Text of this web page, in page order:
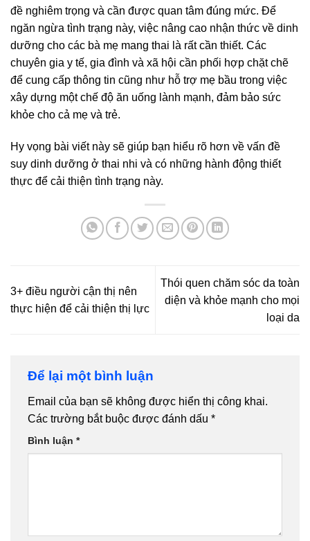
đề nghiêm trọng và cần được quan tâm đúng mức. Để
ngăn ngừa tình trạng này, việc nâng cao nhận thức về dinh
dưỡng cho các bà mẹ mang thai là rất cần thiết. Các
chuyên gia y tế, gia đình và xã hội cần phối hợp chặt chẽ
để cung cấp thông tin cũng như hỗ trợ mẹ bầu trong việc
xây dựng một chế độ ăn uống lành mạnh, đảm bảo sức
khỏe cho cả mẹ và trẻ.
Hy vọng bài viết này sẽ giúp bạn hiểu rõ hơn về vấn đề
suy dinh dưỡng ở thai nhi và có những hành động thiết
thực để cải thiện tình trạng này.
3+ điều người cận thị nên
thực hiện để cải thiện thị lực
Thói quen chăm sóc da toàn
diện và khỏe mạnh cho mọi
loại da
Để lại một bình luận
Email của bạn sẽ không được hiển thị công khai.
Các trường bắt buộc được đánh dấu *
Bình luận *